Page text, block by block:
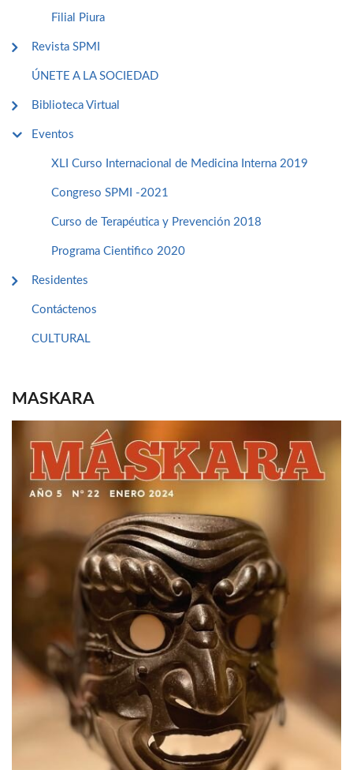
Filial Piura
Revista SPMI
ÚNETE A LA SOCIEDAD
Biblioteca Virtual
Eventos
XLI Curso Internacional de Medicina Interna 2019
Congreso SPMI -2021
Curso de Terapéutica y Prevención 2018
Programa Cientifico 2020
Residentes
Contáctenos
CULTURAL
MASKARA